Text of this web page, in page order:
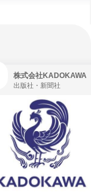
株式会社KADOKAWA
出版社・新聞社